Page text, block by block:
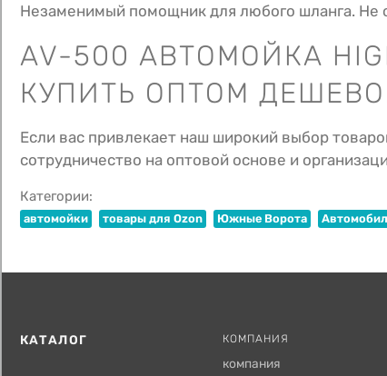
Незаменимый помощник для любого шланга. Не
AV-500 АВТОМОЙКА
КУПИТЬ ОПТОМ
Если вас привлекает наш широкий выбор
сотрудничество на оптовой основе и
Категории:
автомойки товары для Ozon Южные Ворота
КАТАЛОГ КОМПАНИЯ
компания